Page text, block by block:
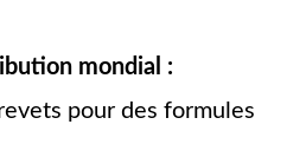
mondial :
pour des formules